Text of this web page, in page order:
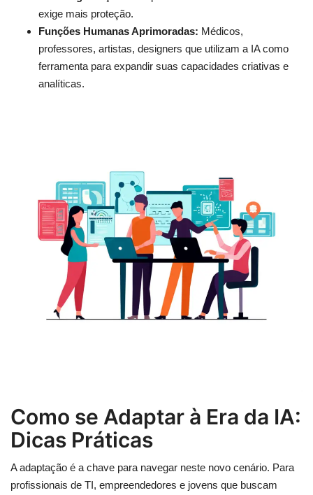
exige mais proteção.
Funções Humanas Aprimoradas: Médicos,
professores, artistas, designers que utilizam a IA como
ferramenta para expandir suas capacidades criativas e
analíticas.
Como se Adaptar à Era da IA:
Dicas Práticas
A adaptação é a chave para navegar neste novo cenário. Para
profissionais de TI, empreendedores e jovens que buscam